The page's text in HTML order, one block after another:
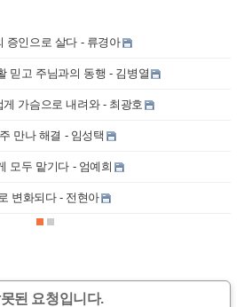
증인으로 살다 - 류경아
믿고 주님과의 동행 - 김병열
가슴으로 내려와 - 최광호
만나 해결 - 임성택
모두 맡기다 - 엄예희
변화되다 - 전현아
된 요청입니다.